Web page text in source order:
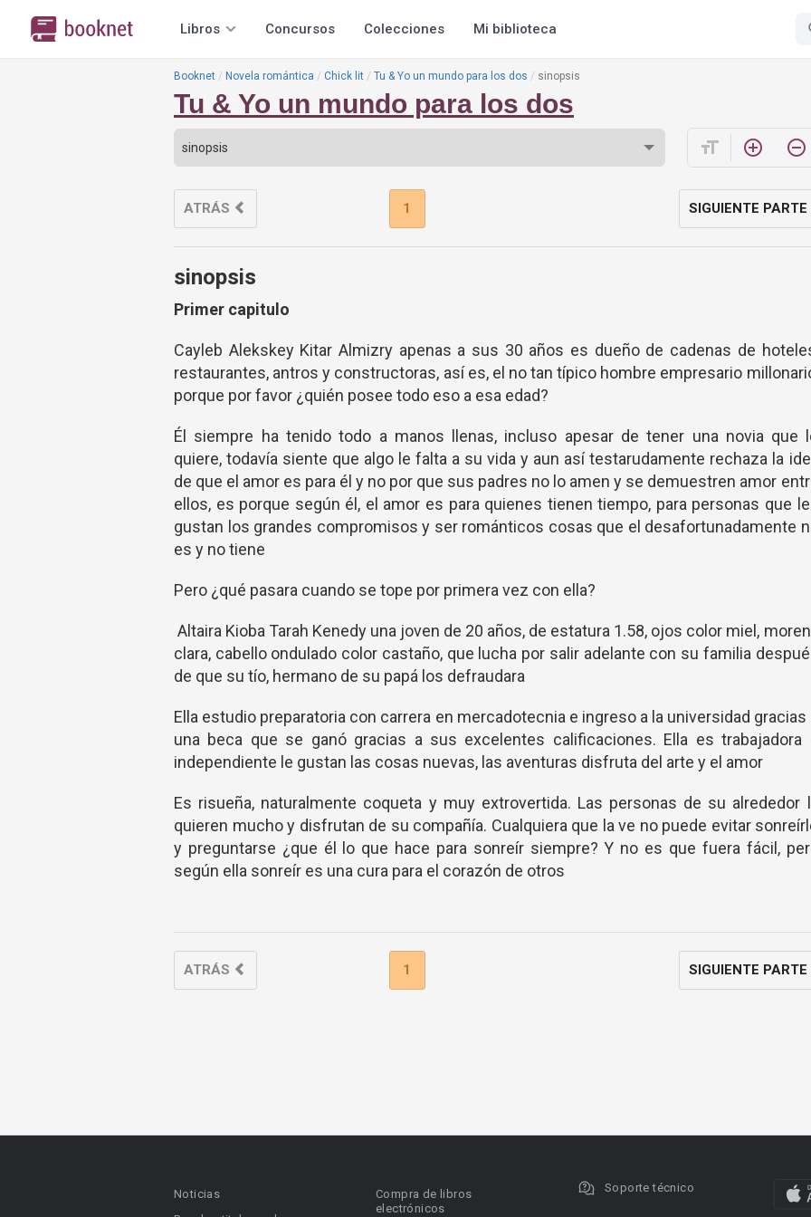
Libros Concursos Colecciones Mi biblioteca
Booknet Novela romántica Chick lit Tu & Yo un mundo para los dos sinopsis
Tu & Yo un mundo para los dos
format_size add_circle_outline remove_circle_outline
ATRÁS 1 SIGUIENTE PARTE
sinopsis
Primer capitulo
Cayleb Alekskey Kitar Almizry apenas a sus 30 años es dueño de cadenas de
restaurantes, antros y constructoras, así es, el no tan típico hombre empresario
porque por favor ¿quién posee todo eso a esa edad?
Él siempre ha tenido todo a manos llenas, incluso apesar de tener una novia que
quiere, todavía siente que algo le falta a su vida y aun así testarudamente rechaza la
de que el amor es para él y no por que sus padres no lo amen y se demuestren amor
ellos, es porque según él, el amor es para quienes tienen tiempo, para personas que
gustan los grandes compromisos y ser románticos cosas que el desafortunadamente
es y no tiene
Pero ¿qué pasara cuando se tope por primera vez con ella?
Altaira Kioba Tarah Kenedy una joven de 20 años, de estatura 1.58, ojos color miel,
clara, cabello ondulado color castaño, que lucha por salir adelante con su familia
de que su tío, hermano de su papá los defraudara
Ella estudio preparatoria con carrera en mercadotecnia e ingreso a la universidad gracias
una beca que se ganó gracias a sus excelentes calificaciones. Ella es trabajadora
independiente le gustan las cosas nuevas, las aventuras disfruta del arte y el amor
Es risueña, naturalmente coqueta y muy extrovertida. Las personas de su alrededor
quieren mucho y disfrutan de su compañía. Cualquiera que la ve no puede evitar
y preguntarse ¿que él lo que hace para sonreír siempre? Y no es que fuera fácil,
según ella sonreír es una cura para el corazón de otros
ATRÁS 1 SIGUIENTE PARTE
Noticias
Compra de libros
electrónicos
Soporte técnico